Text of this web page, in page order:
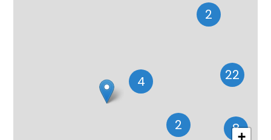
2
4
2
8
22
+